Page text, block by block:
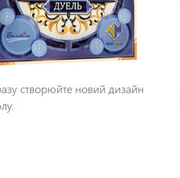
створюйте новий дизайн